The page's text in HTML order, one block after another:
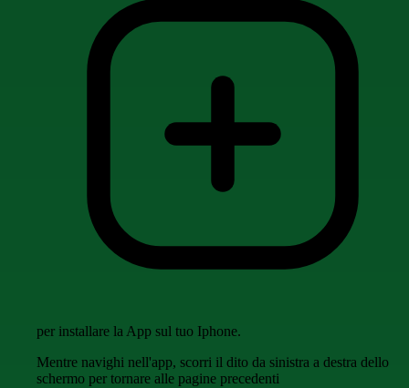
per installare la App sul tuo Iphone.
Mentre navighi nell'app, scorri il dito da sinistra a destra dello
schermo per tornare alle pagine precedenti